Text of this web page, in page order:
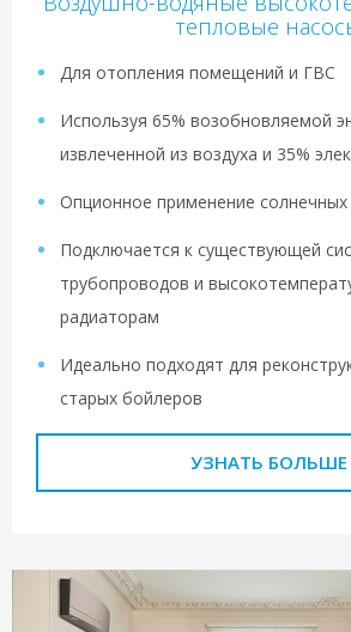
тепловые
Для отопления помещений и ГВС
Используя 65% возобновляемой
извлеченной из воздуха и 35%
Опционное применение солнечных
Подключается к существующей
трубопроводов и
радиаторам
Идеально подходят для
старых бойлеров
УЗНАТЬ БОЛЬШЕ